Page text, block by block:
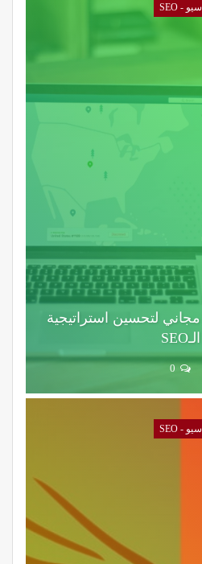
سيو - SEO
أفضل برنامج VPN مجاني لتحسين استراتيجية
الـSEO
سيو - SEO